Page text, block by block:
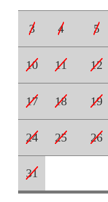
3 4 5
10 11 12
17 18 19
24 25 26
31